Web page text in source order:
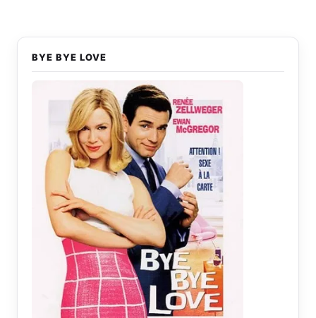
BYE BYE LOVE